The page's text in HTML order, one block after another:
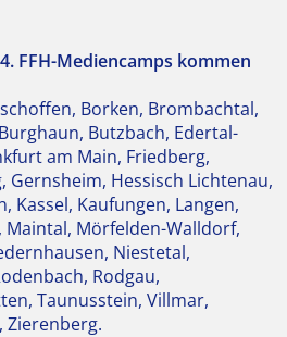
FFH-Mediencamps kommen
Borken, Brombachtal,
Butzbach, Edertal-
am Main, Friedberg,
Gernsheim, Hessisch Lichtenau,
Kassel, Kaufungen, Langen,
Maintal, Mörfelden-Walldorf,
Niestetal,
Rodgau,
Taunusstein, Villmar,
Zierenberg.